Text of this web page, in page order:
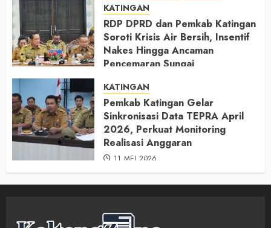
KATINGAN
RDP DPRD dan Pemkab Katingan
Soroti Krisis Air Bersih, Insentif
Nakes Hingga Ancaman
Pencemaran Sungai
KATINGAN
Pemkab Katingan Gelar
Sinkronisasi Data TEPRA April
2026, Perkuat Monitoring
Realisasi Anggaran
11 MEI 2026